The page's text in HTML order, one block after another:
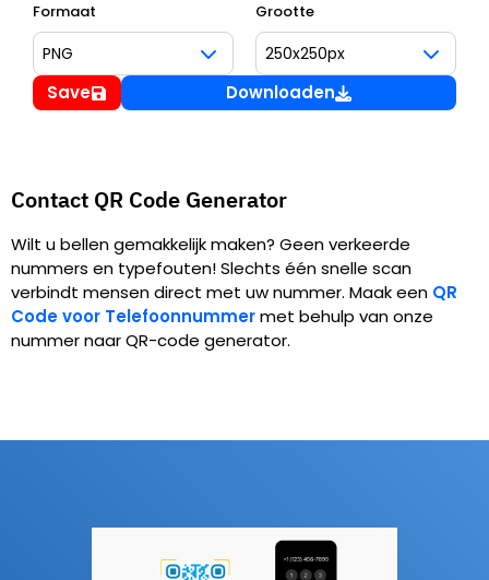
Formaat Grootte
Save Downloaden
Contact QR Code Generator
Wilt u bellen gemakkelijk maken? Geen verkeerde
nummers en typefouten! Slechts één snelle scan
verbindt mensen direct met uw nummer. Maak een QR
Code voor Telefoonnummermet behulp van onze
nummer naar QR-code generator.